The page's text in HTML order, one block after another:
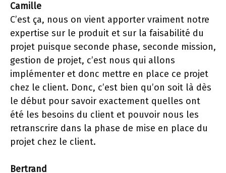
Camille
C’est ça, nous on vient apporter vraiment notre
expertise sur le produit et sur la faisabilité du
projet puisque seconde phase, seconde mission,
gestion de projet, c’est nous qui allons
implémenter et donc mettre en place ce projet
chez le client. Donc, c’est bien qu’on soit là dès
le début pour savoir exactement quelles ont
été les besoins du client et pouvoir nous les
retranscrire dans la phase de mise en place du
projet chez le client.
Bertrand